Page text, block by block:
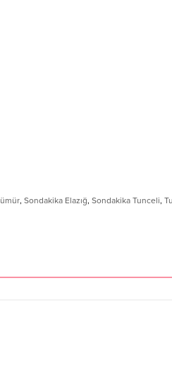
, Sondakika Elazığ, Sondakika Tunceli,